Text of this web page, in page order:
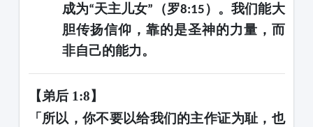
成为“天主儿女” （罗8:15 ）。我们能大
胆传扬信仰，靠的是圣神的力量，而
非自己的能力。
【弟后 1:8】
「所以，你不要以给我们的主作证为耻，也